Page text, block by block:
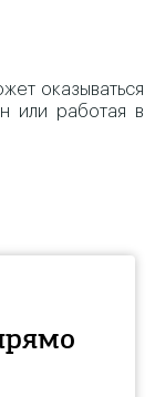
оказываться
или работая в